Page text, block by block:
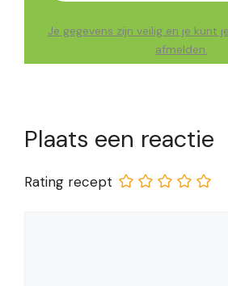
Je gegevens zijn veilig en je kunt
afmelden.
Plaats een reactie
Rating recept